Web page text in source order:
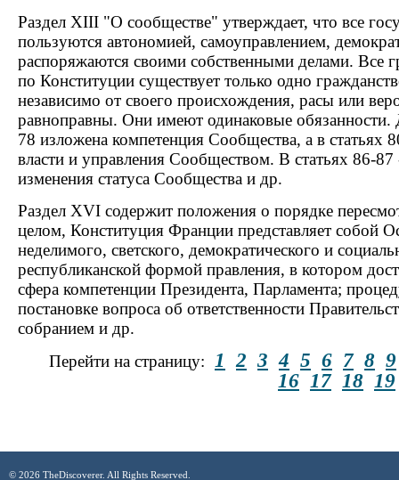
Раздел XIII "О сообществе" утверждает, что все
пользуются автономией, самоуправлением,
распоряжаются своими собственными делами. Все
по Конституции существует только одно
независимо от своего происхождения, расы или
равноправны. Они имеют одинаковые обязанности.
78 изложена компетенция Сообщества, а в статьях
власти и управления Сообществом. В статьях 86-
изменения статуса Сообщества и др.
Раздел XVI содержит положения о порядке
целом, Конституция Франции представляет собой
неделимого, светского, демократического и
республиканской формой правления, в котором
сфера компетенции Президента, Парламента;
постановке вопроса об ответственности
собранием и др.
Перейти на страницу: 1 2 3 4 5 6 7 8 9
16 17 18 19
© 2026 TheDiscoverer. All Rights Reserved.